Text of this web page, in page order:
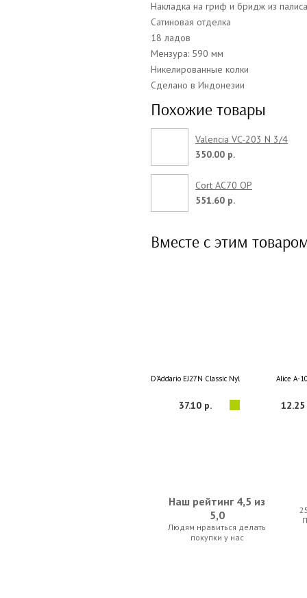
Накладка на гриф и бридж из
Сатиновая отделка
18 ладов
Мензура: 590 мм
Никелированные колки
Сделано в Индонезии
Похожие товары
Valencia VC-203 N 3/4
350.00 р.
Cort AC70 OP
551.60 р.
Вместе с этим
D'Addario EJ27N Classic Nylon
37.10 р.
Alice А-
12.25
D'Addario EJ45 Pro-Arté D'Addario
Наш рейтинг 4,5 из
5,0
Людям нравиться делать
покупки у нас